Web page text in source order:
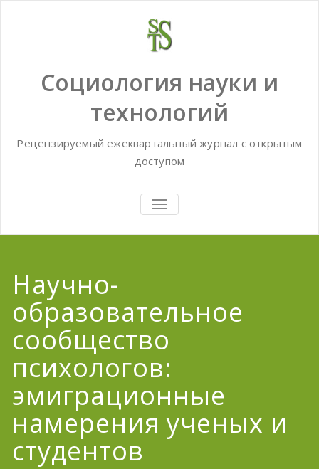
Социология науки и
технологий
Рецензируемый ежеквартальный журнал с открытым
доступом
TOGGLE
NAVIGATION
Научно-
образовательное
сообщество
психологов:
эмиграционные
намерения ученых и
студентов